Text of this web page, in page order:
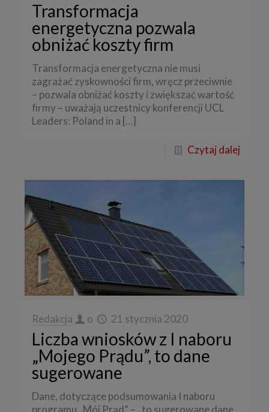
Transformacja
energetyczna pozwala
obniżać koszty firm
Transformacja energetyczna nie musi
zagrażać zyskowności firm, wręcz przeciwnie
– pozwala obniżać koszty i zwiększać wartość
firmy – uważają uczestnicy konferencji UCL
Leaders: Poland in a […]
Czytaj dalej
Redakcja o 21 stycznia 2020
Liczba wniosków z I naboru
„Mojego Prądu”, to dane
sugerowane
Dane, dotyczące podsumowania I naboru